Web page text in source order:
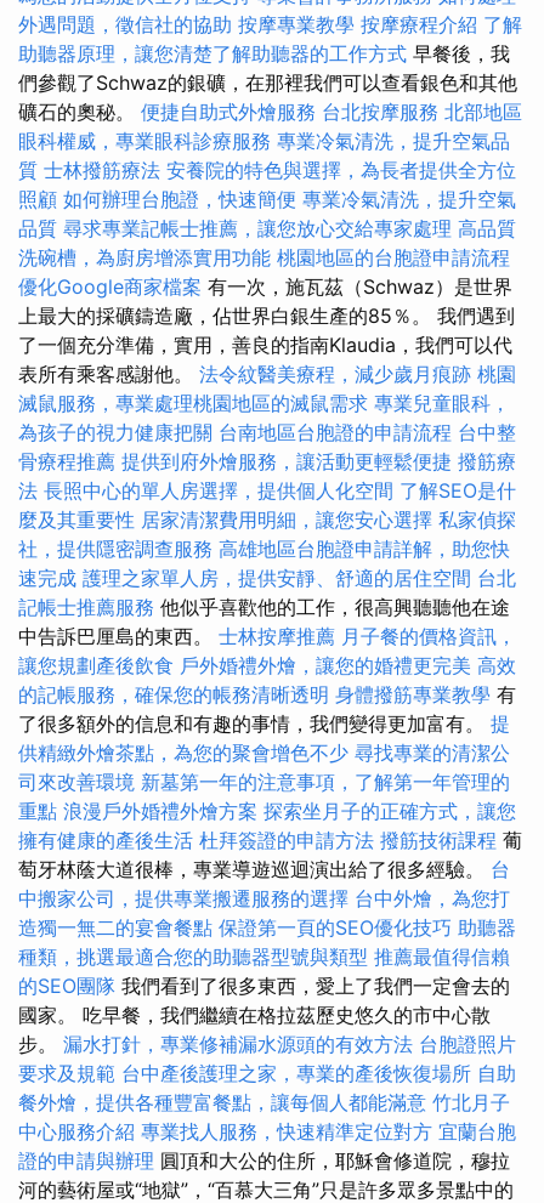
外遇問題，徵信社的協助 按摩專業教學 按摩療程介紹 了解
助聽器原理，讓您清楚了解助聽器的工作方式 早餐後，我
們參觀了Schwaz的銀礦，在那裡我們可以查看銀色和其他
礦石的奧秘。 便捷自助式外燴服務 台北按摩服務 北部地區
眼科權威，專業眼科診療服務 專業冷氣清洗，提升空氣品
質 士林撥筋療法 安養院的特色與選擇，為長者提供全方位
照顧 如何辦理台胞證，快速簡便 專業冷氣清洗，提升空氣
品質 尋求專業記帳士推薦，讓您放心交給專家處理 高品質
洗碗槽，為廚房增添實用功能 桃園地區的台胞證申請流程
優化Google商家檔案 有一次，施瓦茲（Schwaz）是世界
上最大的採礦鑄造廠，佔世界白銀生產的85％。 我們遇到
了一個充分準備，實用，善良的指南Klaudia，我們可以代
表所有乘客感謝他。 法令紋醫美療程，減少歲月痕跡 桃園
滅鼠服務，專業處理桃園地區的滅鼠需求 專業兒童眼科，
為孩子的視力健康把關 台南地區台胞證的申請流程 台中整
骨療程推薦 提供到府外燴服務，讓活動更輕鬆便捷 撥筋療
法 長照中心的單人房選擇，提供個人化空間 了解SEO是什
麼及其重要性 居家清潔費用明細，讓您安心選擇 私家偵探
社，提供隱密調查服務 高雄地區台胞證申請詳解，助您快
速完成 護理之家單人房，提供安靜、舒適的居住空間 台北
記帳士推薦服務 他似乎喜歡他的工作，很高興聽聽他在途
中告訴巴厘島的東西。 士林按摩推薦 月子餐的價格資訊，
讓您規劃產後飲食 戶外婚禮外燴，讓您的婚禮更完美 高效
的記帳服務，確保您的帳務清晰透明 身體撥筋專業教學 有
了很多額外的信息和有趣的事情，我們變得更加富有。 提
供精緻外燴茶點，為您的聚會增色不少 尋找專業的清潔公
司來改善環境 新墓第一年的注意事項，了解第一年管理的
重點 浪漫戶外婚禮外燴方案 探索坐月子的正確方式，讓您
擁有健康的產後生活 杜拜簽證的申請方法 撥筋技術課程 葡
萄牙林蔭大道很棒，專業導遊巡迴演出給了很多經驗。 台
中搬家公司，提供專業搬遷服務的選擇 台中外燴，為您打
造獨一無二的宴會餐點 保證第一頁的SEO優化技巧 助聽器
種類，挑選最適合您的助聽器型號與類型 推薦最值得信賴
的SEO團隊 我們看到了很多東西，愛上了我們一定會去的
國家。 吃早餐，我們繼續在格拉茲歷史悠久的市中心散
步。 漏水打針，專業修補漏水源頭的有效方法 台胞證照片
要求及規範 台中產後護理之家，專業的產後恢復場所 自助
餐外燴，提供各種豐富餐點，讓每個人都能滿意 竹北月子
中心服務介紹 專業找人服務，快速精準定位對方 宜蘭台胞
證的申請與辦理 圓頂和大公的住所，耶穌會修道院，穆拉
河的藝術屋或“地獄”，“百慕大三角”只是許多眾多景點中的